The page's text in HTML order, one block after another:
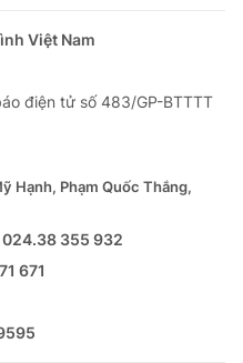
Việt Nam
điện tử số 483/GP-BTTTT
Hạnh, Phạm Quốc Thắng,
355 932
671